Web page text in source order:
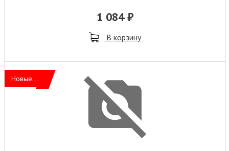
1 084 ₽
В корзину
Новые...